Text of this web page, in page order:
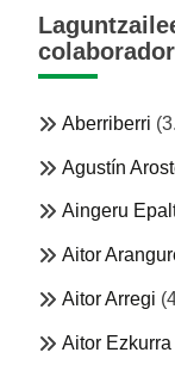
colaborador
Aberriberri
Agustín
Aingeru
Aitor
Aitor Arregi
Aitor Ezkurra